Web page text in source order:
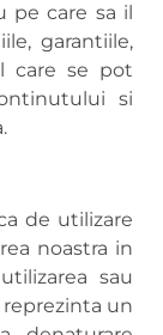
pe care sa il
garantiile,
care se pot
si
de utilizare
noastra in
sau
un